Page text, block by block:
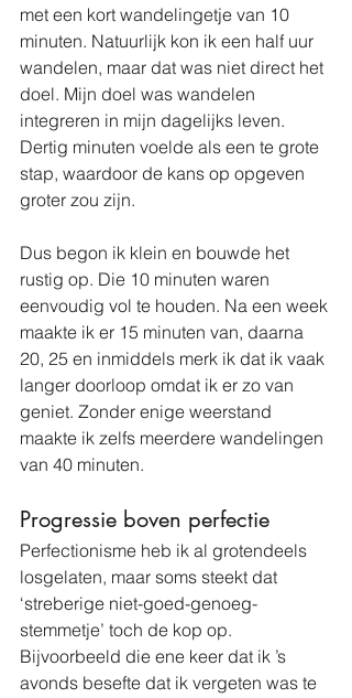
met een kort wandelingetje van 10
minuten. Natuurlijk kon ik een half uur
wandelen, maar dat was niet direct het
doel. Mijn doel was wandelen
integreren in mijn dagelijks leven.
Dertig minuten voelde als een te grote
stap, waardoor de kans op opgeven
groter zou zijn.
Dus begon ik klein en bouwde het
rustig op. Die 10 minuten waren
eenvoudig vol te houden. Na een week
maakte ik er 15 minuten van, daarna
20, 25 en inmiddels merk ik dat ik vaak
langer doorloop omdat ik er zo van
geniet. Zonder enige weerstand
maakte ik zelfs meerdere wandelingen
van 40 minuten.
Progressie boven perfectie
Perfectionisme heb ik al grotendeels
losgelaten, maar soms steekt dat
‘streberige niet-goed-genoeg-
stemmetje’ toch de kop op.
Bijvoorbeeld die ene keer dat ik ’s
avonds besefte dat ik vergeten was te